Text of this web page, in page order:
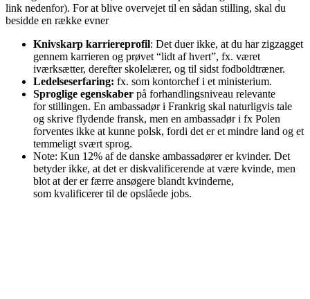
link nedenfor). For at blive overvejet til en sådan stilling, skal du
besidde en række evner
Knivskarp karriereprofil: Det duer ikke, at du har zigzagget
gennem karrieren og prøvet “lidt af hvert”, fx. været
iværksætter, derefter skolelærer, og til sidst fodboldtræner.
Ledelseserfaring: fx. som kontorchef i et ministerium.
Sproglige egenskaber på forhandlingsniveau relevante
for stillingen. En ambassadør i Frankrig skal naturligvis tale
og skrive flydende fransk, men en ambassadør i fx Polen
forventes ikke at kunne polsk, fordi det er et mindre land og et
temmeligt svært sprog.
Note: Kun 12% af de danske ambassadører er kvinder. Det
betyder ikke, at det er diskvalificerende at være kvinde, men
blot at der er færre ansøgere blandt kvinderne,
som kvalificerer til de opslåede jobs.